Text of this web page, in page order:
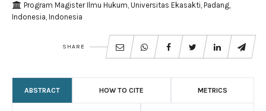
Program Magister Ilmu Hukum, Universitas Ekasakti, Padang,
Indonesia, Indonesia
SHARE
ABSTRACT HOW TO CITE METRICS